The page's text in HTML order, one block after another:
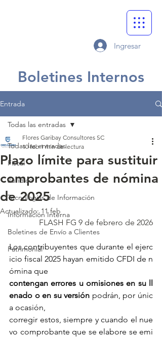
Ingresar
Boletines Internos
Entrada
Todas las entradas
Fiscal
Jurídico
Tecnologías de Información
Información Interna
Boletines de Envío a Clientes
Patrimonial
Todas las entradas
Plazo límite para sustituir
comprobantes de nómina
de 2025
Flores Garibay Consultores SC
10 feb 1 min de lectura
Actualizado:11 feb
FLASH FG 9 de febrero de 2026
Los contribuyentes que durante el ejerc
icio fiscal 2025 hayan emitido CFDI de n
ómina que
contengan errores u omisiones en su ll
enado o en su versión podrán, por únic
a ocasión,
corregir estos, siempre y cuando el nue
vo comprobante que se elabore se emi